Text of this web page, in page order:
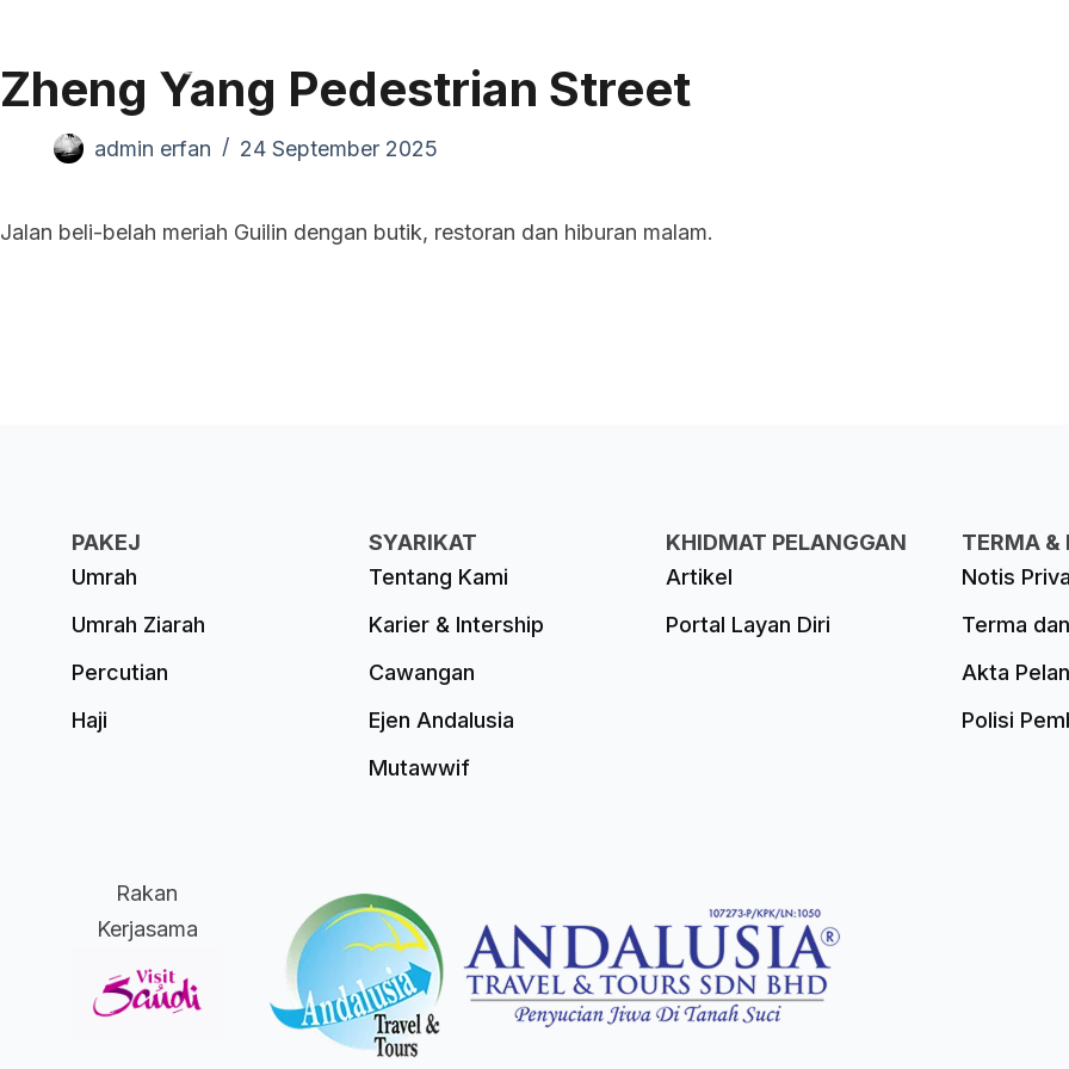
Zheng Yang Pedestrian Street
admin erfan 24 September 2025
Jalan beli-belah meriah Guilin dengan butik, restoran dan hiburan malam.
PAKEJ
Umrah
Umrah Ziarah
Percutian
Haji
SYARIKAT
Tentang Kami
Karier & Intership
Cawangan
Ejen Andalusia
Mutawwif
KHIDMAT PELANGGAN
Artikel
Portal Layan Diri
TERMA &
Notis
Terma
Akta
Polisi
Rakan
Kerjasama